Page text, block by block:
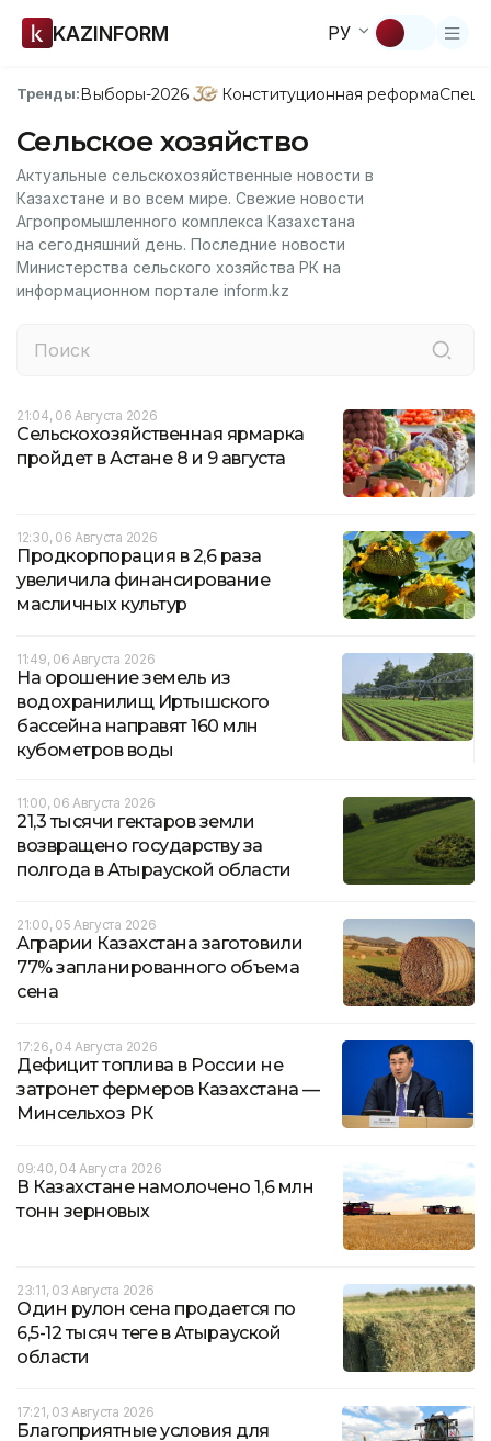
KAZINFORM РУ
Тренды:Выборы-2026 Конституционная реформа
Сельское хозяйство
Актуальные сельскохозяйственные новости в
Казахстане и во всем мире. Свежие новости
Агропромышленного комплекса Казахстана
на сегодняшний день. Последние новости
Министерства сельского хозяйства РК на
информационном портале inform.kz
21:04, 06 Августа 2026
Сельскохозяйственная ярмарка
пройдет в Астане 8 и 9 августа
12:30, 06 Августа 2026
Продкорпорация в 2,6 раза
увеличила финансирование
масличных культур
11:49, 06 Августа 2026
На орошение земель из
водохранилищ Иртышского
бассейна направят 160 млн
кубометров воды
11:00, 06 Августа 2026
21,3 тысячи гектаров земли
возвращено государству за
полгода в Атырауской области
21:00, 05 Августа 2026
Аграрии Казахстана заготовили
77% запланированного объема
сена
17:26, 04 Августа 2026
Дефицит топлива в России не
затронет фермеров Казахстана —
Минсельхоз РК
09:40, 04 Августа 2026
В Казахстане намолочено 1,6 млн
тонн зерновых
23:11, 03 Августа 2026
Один рулон сена продается по
6,5-12 тысяч теңге в Атырауской
области
17:21, 03 Августа 2026
Благоприятные условия для